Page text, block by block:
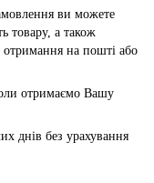
ви можете
товару, а також
отримання на пошті або
отримаємо Вашу
днів без урахування